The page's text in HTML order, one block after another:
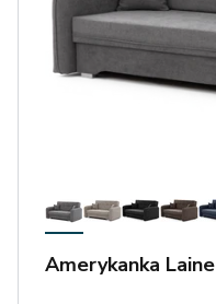
Amerykanka Laine